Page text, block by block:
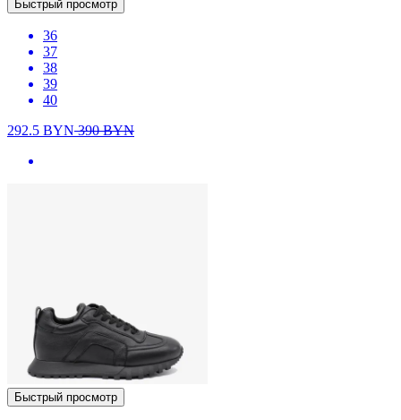
Быстрый просмотр
36
37
38
39
40
292.5 BYN390BYN
Быстрый просмотр